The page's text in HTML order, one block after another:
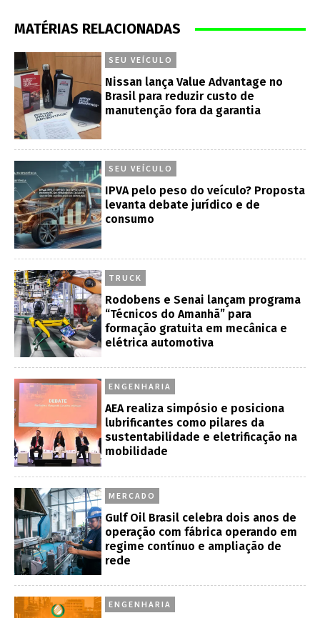
MATÉRIAS RELACIONADAS
SEU VEÍCULO
Nissan lança Value Advantage no
Brasil para reduzir custo de
manutenção fora da garantia
SEU VEÍCULO
IPVA pelo peso do veículo? Proposta
levanta debate jurídico e de
consumo
TRUCK
Rodobens e Senai lançam programa
“Técnicos do Amanhã” para
formação gratuita em mecânica e
elétrica automotiva
ENGENHARIA
AEA realiza simpósio e posiciona
lubrificantes como pilares da
sustentabilidade e eletrificação na
mobilidade
MERCADO
Gulf Oil Brasil celebra dois anos de
operação com fábrica operando em
regime contínuo e ampliação de
rede
ENGENHARIA